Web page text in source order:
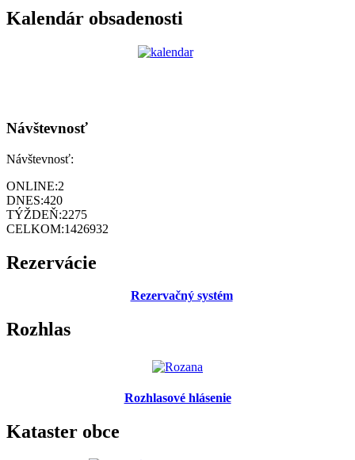
Kalendár obsadenosti
Návštevnosť
Návštevnosť:
ONLINE:2
DNES:420
TÝŽDEŇ:2275
CELKOM:1426932
Rezervácie
Rezervačný systém
Rozhlas
Rozhlasové hlásenie
Kataster obce